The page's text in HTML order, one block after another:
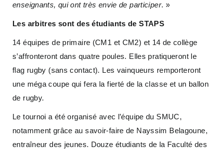
enseignants, qui ont très envie de participer. »
Les arbitres sont des étudiants de STAPS
14 équipes de primaire (CM1 et CM2) et 14 de collège
s’affronteront dans quatre poules. Elles pratiqueront le
flag rugby (sans contact). Les vainqueurs remporteront
une méga coupe qui fera la fierté de la classe et un ballon
de rugby.
Le tournoi a été organisé avec l’équipe du SMUC,
notamment grâce au savoir-faire de Nayssim Belagoune,
entraîneur des jeunes. Douze étudiants de la Faculté des